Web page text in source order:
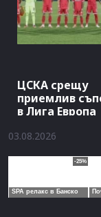
ЦСКА срещу
приемлив
в Лига Европа
03.08.2026